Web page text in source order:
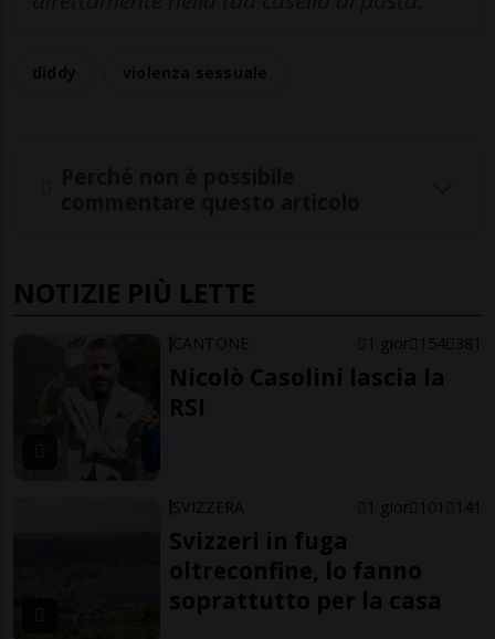
NOTIZIE PIÙ LETTE
CANTONE 1 gior 154 381
Nicolò Casolini lascia la
RSI
SVIZZERA 1 gior 101 141
Svizzeri in fuga
oltreconfine, lo fanno
soprattutto per la casa